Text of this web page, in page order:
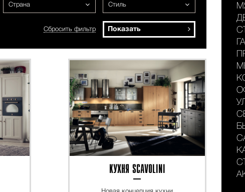
Страна Стиль
Показать
Сбросить фильтр
КУХНЯ SCAVOLINI